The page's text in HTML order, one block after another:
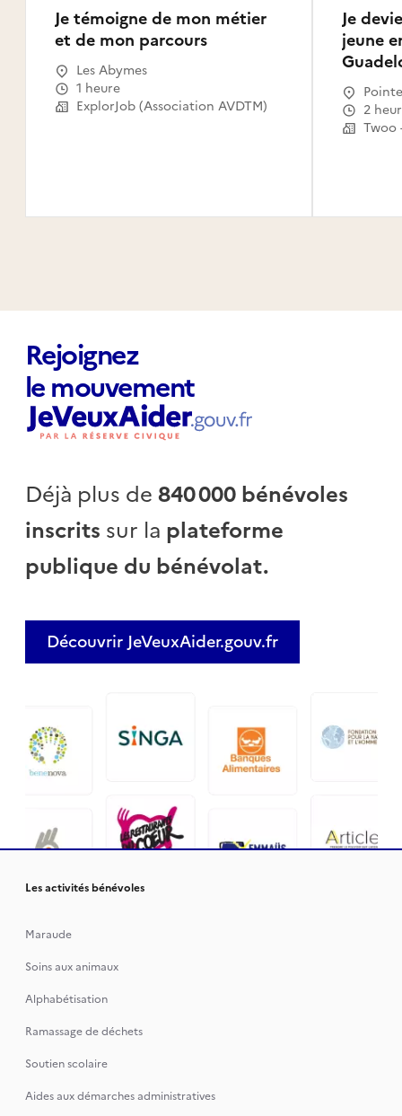
Je témoigne de mon métier
et de mon parcours
Les Abymes
1 heure
ExplorJob (Association AVDTM)
Je
jeune
Petit-
Anne,
2
Rejoignez
le mouvement
Déjà plus de840 000 bénévoles
inscrits sur la plateforme
publique du bénévolat.
Découvrir JeVeuxAider.gouv.fr
Les activités bénévoles
Maraude
Soins aux animaux
Alphabétisation
Ramassage de déchets
Soutien scolaire
Aides aux démarches administratives